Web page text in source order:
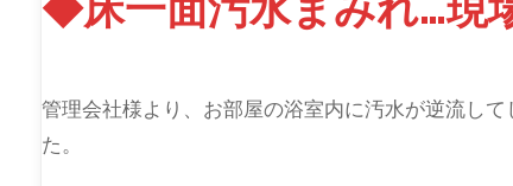
管理会社様より、お部屋の浴室内に汚水が逆流し
た。